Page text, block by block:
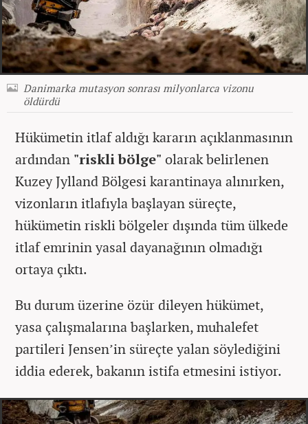
Danimarka mutasyon sonrası milyonlarca vizonu
öldürdü
Hükümetin itlaf aldığı kararın açıklanmasının
ardından "riskli bölge" olarak belirlenen
Kuzey Jylland Bölgesi karantinaya alınırken,
vizonların itlafıyla başlayan süreçte,
hükümetin riskli bölgeler dışında tüm ülkede
itlaf emrinin yasal dayanağının olmadığı
ortaya çıktı.
Bu durum üzerine özür dileyen hükümet,
yasa çalışmalarına başlarken, muhalefet
partileri Jensen’in süreçte yalan söylediğini
iddia ederek, bakanın istifa etmesini istiyor.